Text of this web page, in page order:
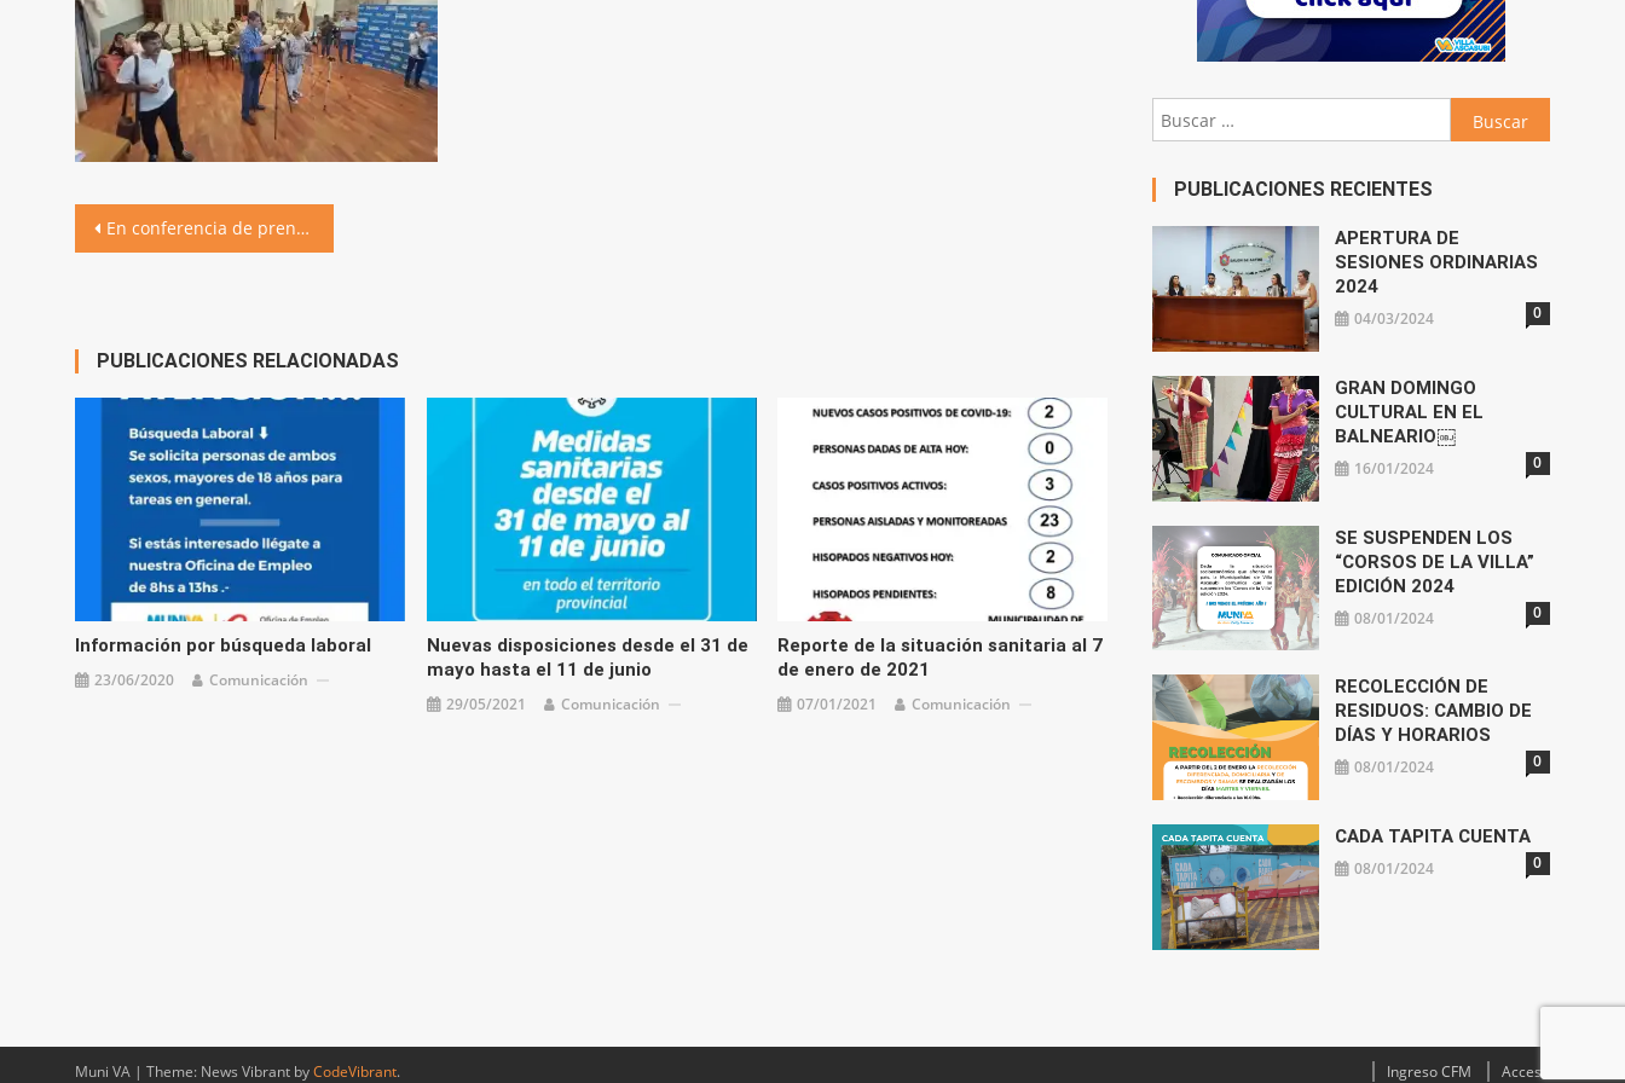
Navegación
En conferencia de prensa, presentamos los Corsos de la Villa 2023
PUBLICACIONES RELACIONADAS
Información por búsqueda laboral
23/06/2020 Comunicación
Nuevas disposiciones desde el 31 de
mayo hasta el 11 de junio
29/05/2021 Comunicación
Reporte de la situación sanitaria al 7
de enero de 2021
07/01/2021 Comunicación
Buscar:
PUBLICACIONES RECIENTES
APERTURA DE
SESIONES ORDINARIAS
2024
04/03/2024 0
GRAN DOMINGO
CULTURAL EN EL
BALNEARIO￼
16/01/2024 0
SE SUSPENDEN LOS
“CORSOS DE LA VILLA”
EDICIÓN 2024
08/01/2024 0
RECOLECCIÓN DE
RESIDUOS: CAMBIO DE
DÍAS Y HORARIOS
08/01/2024 0
CADA TAPITA CUENTA
08/01/2024 0
Muni VA | Theme: News Vibrant byCodeVibrant. Ingreso CFM Acceso